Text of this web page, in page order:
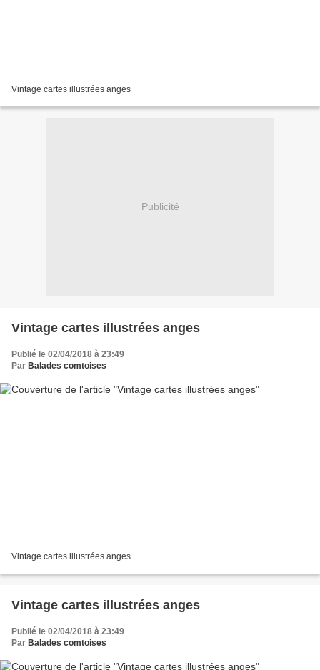
Vintage cartes illustrées anges
Publicité
Vintage cartes illustrées anges
Publié le 02/04/2018 à 23:49
Par Balades comtoises
Vintage cartes illustrées anges
Vintage cartes illustrées anges
Publié le 02/04/2018 à 23:49
Par Balades comtoises